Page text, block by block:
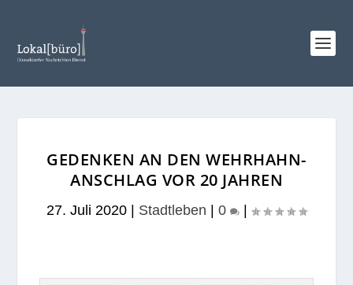
GEDENKEN AN DEN WEHRHAHN-
ANSCHLAG VOR 20 JAHREN
27. Juli 2020 Stadtleben 0